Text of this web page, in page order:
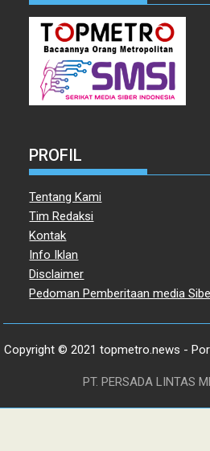
PROFIL
Tentang Kami
Tim Redaksi
Kontak
Info Iklan
Disclaimer
Pedoman Pemberitaan media
Copyright © 2021 topmetro.news -
PT. PERSADA LINTAS